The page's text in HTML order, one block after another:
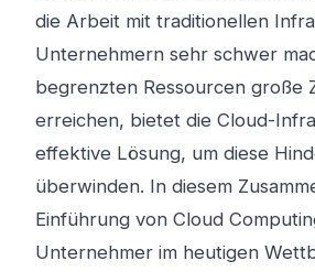
die Arbeit mit traditionellen
Unternehmern sehr schwer
begrenzten Ressourcen große
erreichen, bietet die Cloud-
effektive Lösung, um diese
überwinden. In diesem
Einführung von Cloud
Unternehmer im heutigen